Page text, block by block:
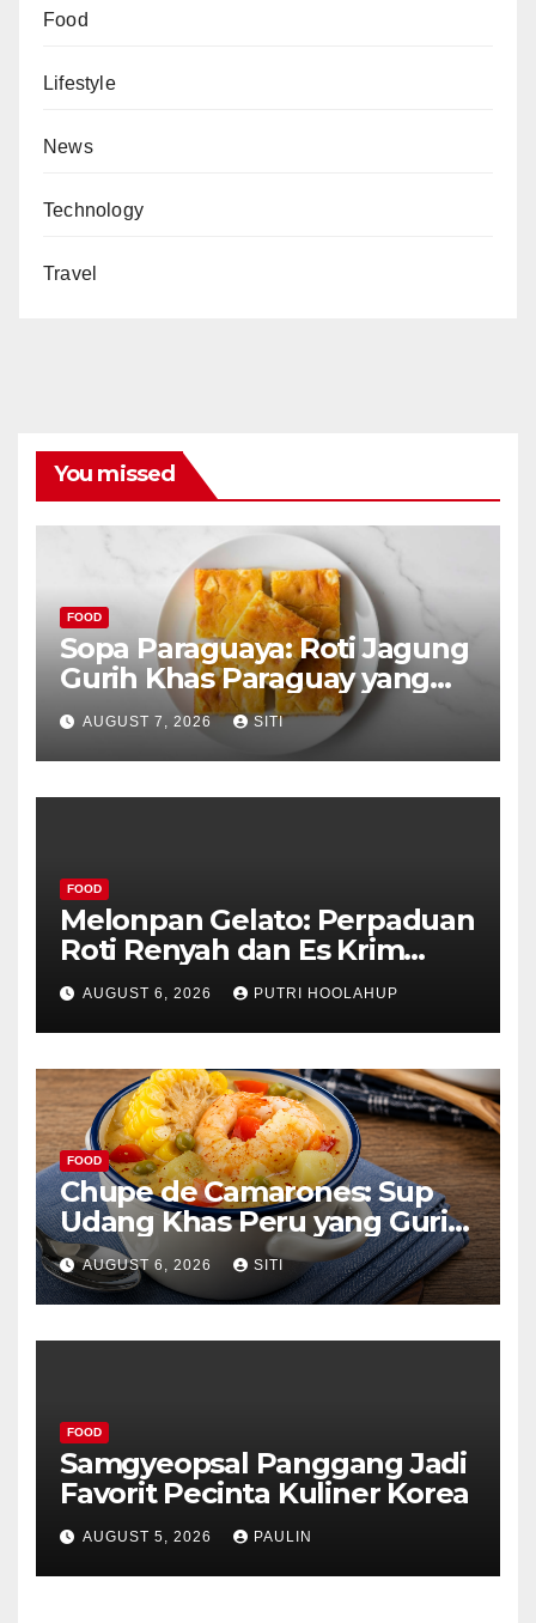
Food
Lifestyle
News
Technology
Travel
You missed
FOOD
Sopa Paraguaya: Roti Jagung
Gurih Khas Paraguay yang
Unik
AUGUST 7, 2026 SITI
FOOD
Melonpan Gelato: Perpaduan
Roti Renyah dan Es Krim
Lembut yang Menggoda
AUGUST 6, 2026 PUTRI HOOLAHUP
FOOD
Chupe de Camarones: Sup
Udang Khas Peru yang Gurih
Lezat
AUGUST 6, 2026 SITI
FOOD
Samgyeopsal Panggang Jadi
Favorit Pecinta Kuliner Korea
AUGUST 5, 2026 PAULIN